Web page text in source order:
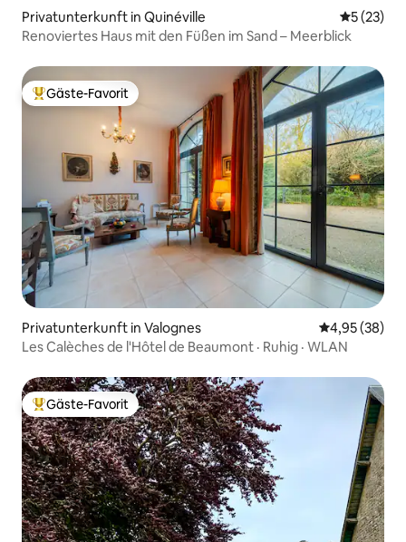
Privatunterkunft in Quinéville
5 (23)
Renoviertes Haus mit den Füßen im Sand – Meerblick
Beliebter Gäste-Favorit.
Gäste-Favorit
Privatunterkunft in Valognes
4,95 (38)
Les Calèches de l'Hôtel de Beaumont · Ruhig · WLAN
Beliebter Gäste-Favorit.
Gäste-Favorit